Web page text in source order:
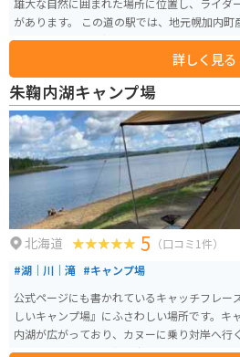
雄大な自然に囲まれた場所に位置し、ライダ
があります。 この道の駅では、地元幌加内町産のそば粉を使った手打ちそば
や、地元でとれた新鮮な農産物を味わうこと
日本一のそばの生産量を誇る町として知られ
です。お土産にそばを購入することもできます。 また、道の駅の隣に
加内町森林公園」が広がっており、パークゴ
ートなどを楽しむことができます。自然豊か
めです。 バイクで訪れる際には、駐車場も広く、休憩 facilities も充実してい
るので安心です。周辺には、朱鞠内湖や天塩
ングの拠点としても最適です。
詳しく見る
朱鞠内湖キャンプ場
北海道 5 （口コミ1件）
#湖｜川｜滝 #キャンプ場
公式ページにも書かれているキャッチフレー
しいキャンプ場』にふさわしい場所です。キ
内湖が広がっており、カヌーに乗り対岸へ行
でありながら、野外灯が少ないため天気の良